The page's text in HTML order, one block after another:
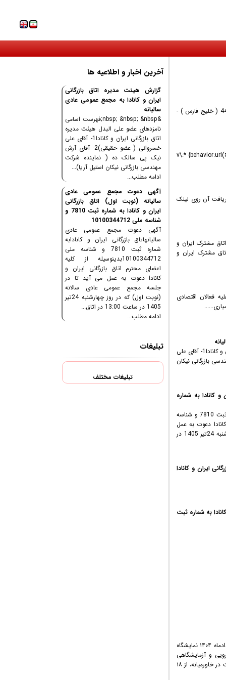
شما را به بازدید از غرفه اتاق بازرگانی ایران و کانادا در نمایشگاه ایران اکسپو دعوت می‌کنیم. 📍 محل دائمی نمایشگاه های بین المللی تهران سالن 44 ( خلیج فارس ) -
v\:*
جهت دریافت آن روی لینک
مشترک ایران و
مشترک ایران و
فعالان اقتصادی
فهرست اسامی نامزدهای عضو علی البدل هیئت مدیره اتاق بازرگانی ایران و کانادا1- آقای علی
مهندسی بازرگانی نیکان
کانادا به شماره
آگهی دعوت مجمع عمومی عادی سالیانهاتاق بازرگانی ایران و کانادابه شماره ثبت 7810 و شناسه
و کانادا دعوت به عمل
می آید تا در جلسه مجمع عمومی عادی سالانه (نوبت اول) که در روز چهارشنبه 24تیر 1405 در
ایران و کانادا
به شماره ثبت
بیست و ششمین دوره نمایشگاه بین المللی ایران هلث ۱۸ لغایت ۲۱ خردادماه ۱۴۰۴ نمایشگاه
و آزمایشگاهی
ایران هلث ۱۴۰۴، به عنوان یکی از بزرگترین رویدادهای تخصصی حوزه سلامت در خاورمیانه، از ۱۸
آخرین اخبار و اطلاعیه ها
گزارش هیئت مدیره اتاق بازرگانی
ایران و کانادا به مجمع عمومی عادی
سالیانه
&nbsp; &nbsp; &nbsp;فهرست اسامی
نامزدهای عضو علی البدل هیئت مدیره
اتاق بازرگانی ایران و کانادا1- آقای علی
خسروانی ( عضو حقیقی)2- آقای آرش
نیک پی سالک ده ( نماینده شرکت
مهندسی بازرگانی نیکان استیل آریا)...
ادامه مطلب...
آگهی دعوت مجمع عمومی عادی
سالیانه (نوبت اول) اتاق بازرگانی
ایران و کانادا به شماره ثبت 7810 و
شناسه ملی 10100344712
آگهی دعوت مجمع عمومی عادی
سالیانهاتاق بازرگانی ایران و کانادابه
شماره ثبت 7810 و شناسه ملی
10100344712بدینوسیله از کلیه
اعضای محترم اتاق بازرگانی ایران و
کانادا دعوت به عمل می آید تا در
جلسه مجمع عمومی عادی سالانه
(نوبت اول) که در روز چهارشنبه 24تیر
1405 در ساعت 13:00 در اتاق...
ادامه مطلب...
تبلیغات
تبلیغات مختلف